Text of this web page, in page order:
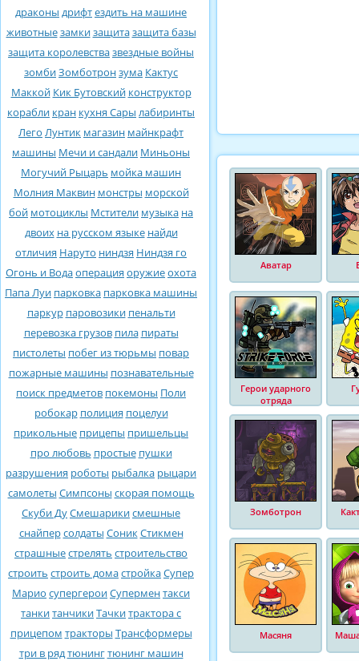
драконы дрифтездить на машине
животныезамкизащитазащита базы
защита королевствазвездные войны
зомбиЗомботронзума Кактус
Маккой Кик Бутовский конструктор
корабли кран кухня Сары лабиринты
Лего Лунтик магазин майнкрафт
машины Мечи и сандали Миньоны
Могучий Рыцарь мойка машин
Молния Маквин монстры морской
бой мотоциклы Мстители музыка на
двоих на русском языке найди
отличия Наруто ниндзя Ниндзя го
Огонь и Водаоперация оружиеохота
Папа Луи парковка парковка машины
паркур паровозики пенальти
перевозка грузов пила пираты
пистолеты побег из тюрьмы повар
пожарные машины познавательные
поиск предметов покемоны Поли
робокар полиция поцелуи
прикольные прицепы пришельцы
про любовь простые пушки
разрушения роботы рыбалка рыцари
самолеты Симпсоны скорая помощь
Скуби ДуСмешарикисмешные
снайперсолдаты СоникСтикмен
страшныестрелять строительство
строить строить домастройкаСупер
Марио супергероиСуперментакси
танкитанчикиТачкитрактора с
прицепом тракторы Трансформеры
три в рядтюнингтюнинг машин
Аватар
Герои ударного
отряда
Зомботрон
Масяня